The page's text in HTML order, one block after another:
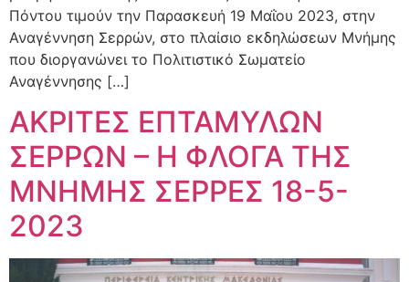
Πόντου τιμούν την Παρασκευή 19 Μαΐου 2023, στην
Αναγέννηση Σερρών, στο πλαίσιο εκδηλώσεων Μνήμης
που διοργανώνει το Πολιτιστικό Σωματείο
Αναγέννησης […]
ΑΚΡΙΤΕΣ ΕΠΤΑΜΥΛΩΝ
ΣΕΡΡΩΝ – Η ΦΛΟΓΑ ΤΗΣ
ΜΝΗΜΗΣ ΣΕΡΡΕΣ 18-5-
2023